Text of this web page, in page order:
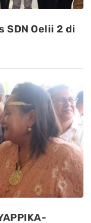
SDN Oelii 2 di